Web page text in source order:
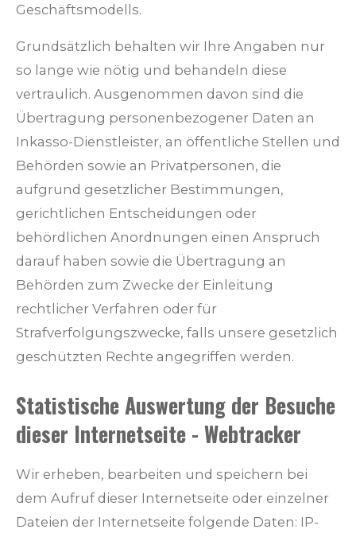
Geschäftsmodells.
Grundsätzlich behalten wir Ihre Angaben nur
so lange wie nötig und behandeln diese
vertraulich. Ausgenommen davon sind die
Übertragung personenbezogener Daten an
Inkasso-Dienstleister, an öffentliche Stellen und
Behörden sowie an Privatpersonen, die
aufgrund gesetzlicher Bestimmungen,
gerichtlichen Entscheidungen oder
behördlichen Anordnungen einen Anspruch
darauf haben sowie die Übertragung an
Behörden zum Zwecke der Einleitung
rechtlicher Verfahren oder für
Strafverfolgungszwecke, falls unsere gesetzlich
geschützten Rechte angegriffen werden.
Statistische Auswertung der Besuche
dieser Internetseite - Webtracker
Wir erheben, bearbeiten und speichern bei
dem Aufruf dieser Internetseite oder einzelner
Dateien der Internetseite folgende Daten: IP-